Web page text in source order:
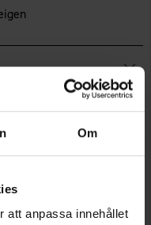
Om
att anpassa innehållet